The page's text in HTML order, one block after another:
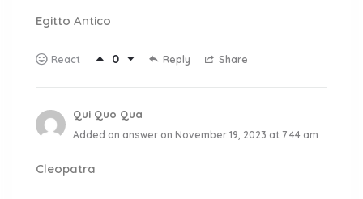
Egitto Antico
React 0 Reply Share
Qui Quo Qua
Added an answer on November 19, 2023 at 7:44 am
Cleopatra